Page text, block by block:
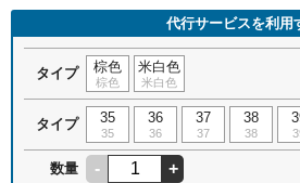
代行サービスを利用
タイプ 棕色
棕色
米白色
米白色
タイプ 35
35
36
36
37
37
38
38
数量 - +